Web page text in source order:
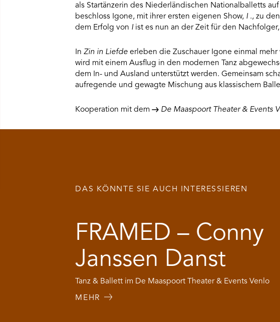
als Startänzerin des Niederländischen Nationalballetts
beschloss Igone, mit ihrer ersten eigenen Show, I ., zu
dem Erfolg von I ist es nun an der Zeit für den
InZin in Liefdeerleben die Zuschauer Igone einmal
wird mit einem Ausflug in den modernen Tanz
dem In- und Ausland unterstützt werden. Gemeinsam
aufregende und gewagte Mischung aus klassischem
Kooperation mit dem De Maaspoort Theater & Events
DAS KÖNNTE SIE AUCH INTERESSIEREN
FRAMED – Conny
Janssen Danst
Tanz & Ballett im De Maaspoort Theater & Events Venlo
MEHR